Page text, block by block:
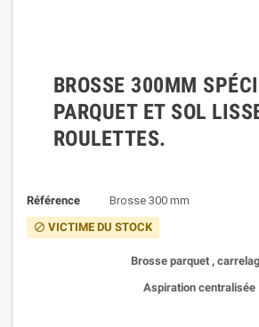
BROSSE 300MM
PARQUET ET SOL
ROULETTES.
Référence Brosse 300 mm
block VICTIME DU STOCK
Brosse parquet ,
Aspiration centralisée